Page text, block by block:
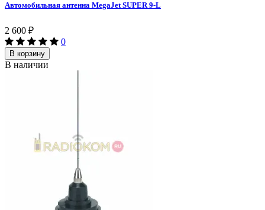
Автомобильная антенна MegaJet SUPER 9-L
2 600 ₽
0
В корзину
В наличии